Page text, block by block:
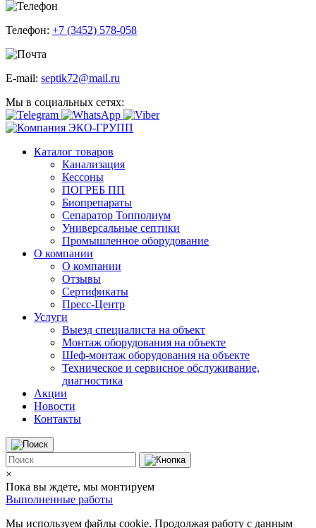
Телефон: +7 (3452) 578-058
E-mail: septik72@mail.ru
Мы в социальных сетях:
Каталог товаров
Канализация
Кессоны
ПОГРЕБ ПП
Биопрепараты
Сепаратор Топполиум
Универсальные септики
Промышленное оборудование
О компании
О компании
Отзывы
Сертификаты
Пресс-Центр
Услуги
Выезд специалиста на объект
Монтаж оборудования на объекте
Шеф-монтаж оборудования на объекте
Техническое и сервисное обслуживание,
диагностика
Акции
Новости
Контакты
×
Пока вы ждете, мы монтируем
Выполненные работы
Мы используем файлы cookie. Продолжая работу с данным